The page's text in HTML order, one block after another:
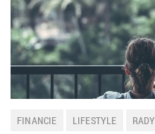
FINANCIE LIFESTYLE